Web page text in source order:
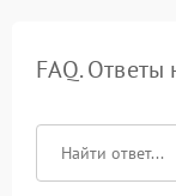
FAQ.